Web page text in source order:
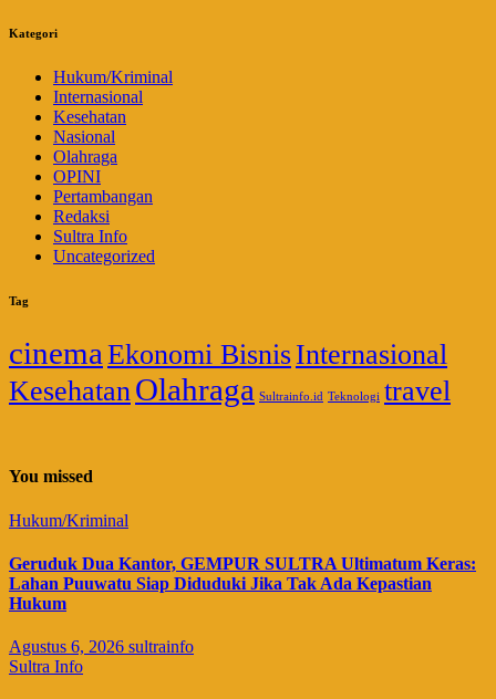
Kategori
Hukum/Kriminal
Internasional
Kesehatan
Nasional
Olahraga
OPINI
Pertambangan
Redaksi
Sultra Info
Uncategorized
Tag
cinema Ekonomi BisnisInternasional
KesehatanOlahraga Sultrainfo.id Teknologi travel
You missed
Hukum/Kriminal
Geruduk Dua Kantor, GEMPUR SULTRA Ultimatum Keras:
Lahan Puuwatu Siap Diduduki Jika Tak Ada Kepastian
Hukum
Agustus 6, 2026 sultrainfo
Sultra Info